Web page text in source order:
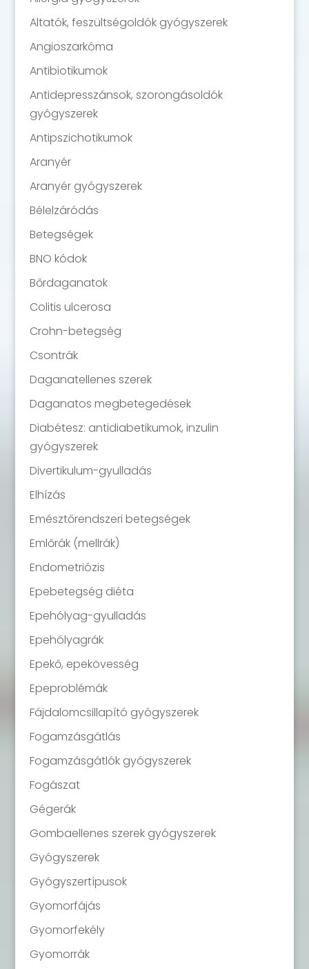
Altatók, feszültségoldók gyógyszerek
Angioszarkóma
Antibiotikumok
Antidepresszánsok, szorongásoldók
gyógyszerek
Antipszichotikumok
Aranyér
Aranyér gyógyszerek
Bélelzáródás
Betegségek
BNO kódok
Bőrdaganatok
Colitis ulcerosa
Crohn-betegség
Csontrák
Daganatellenes szerek
Daganatos megbetegedések
Diabétesz: antidiabetikumok, inzulin
gyógyszerek
Divertikulum-gyulladás
Elhízás
Emésztőrendszeri betegségek
Emlőrák (mellrák)
Endometriózis
Epebetegség diéta
Epehólyag-gyulladás
Epehólyagrák
Epekő, epekövesség
Epeproblémák
Fájdalomcsillapító gyógyszerek
Fogamzásgátlás
Fogamzásgátlók gyógyszerek
Fogászat
Gégerák
Gombaellenes szerek gyógyszerek
Gyógyszerek
Gyógyszertípusok
Gyomorfájás
Gyomorfekély
Gyomorrák